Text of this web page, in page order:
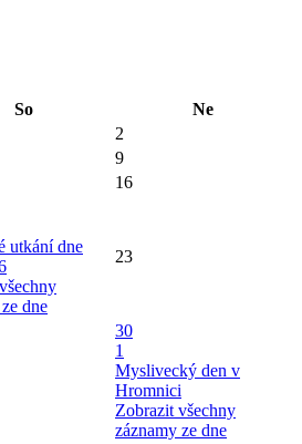
So
Ne
2
9
16
utkání dne
dne
23
30
1
Myslivecký den v
Hromnici
Zobrazit všechny
záznamy ze dne